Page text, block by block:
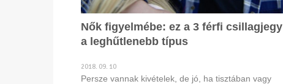
Nők figyelmébe: ez a 3 férfi csillagjegy
a leghűtlenebb típus
2018. 09. 10
Persze vannak kivételek, de jó, ha tisztában vagy